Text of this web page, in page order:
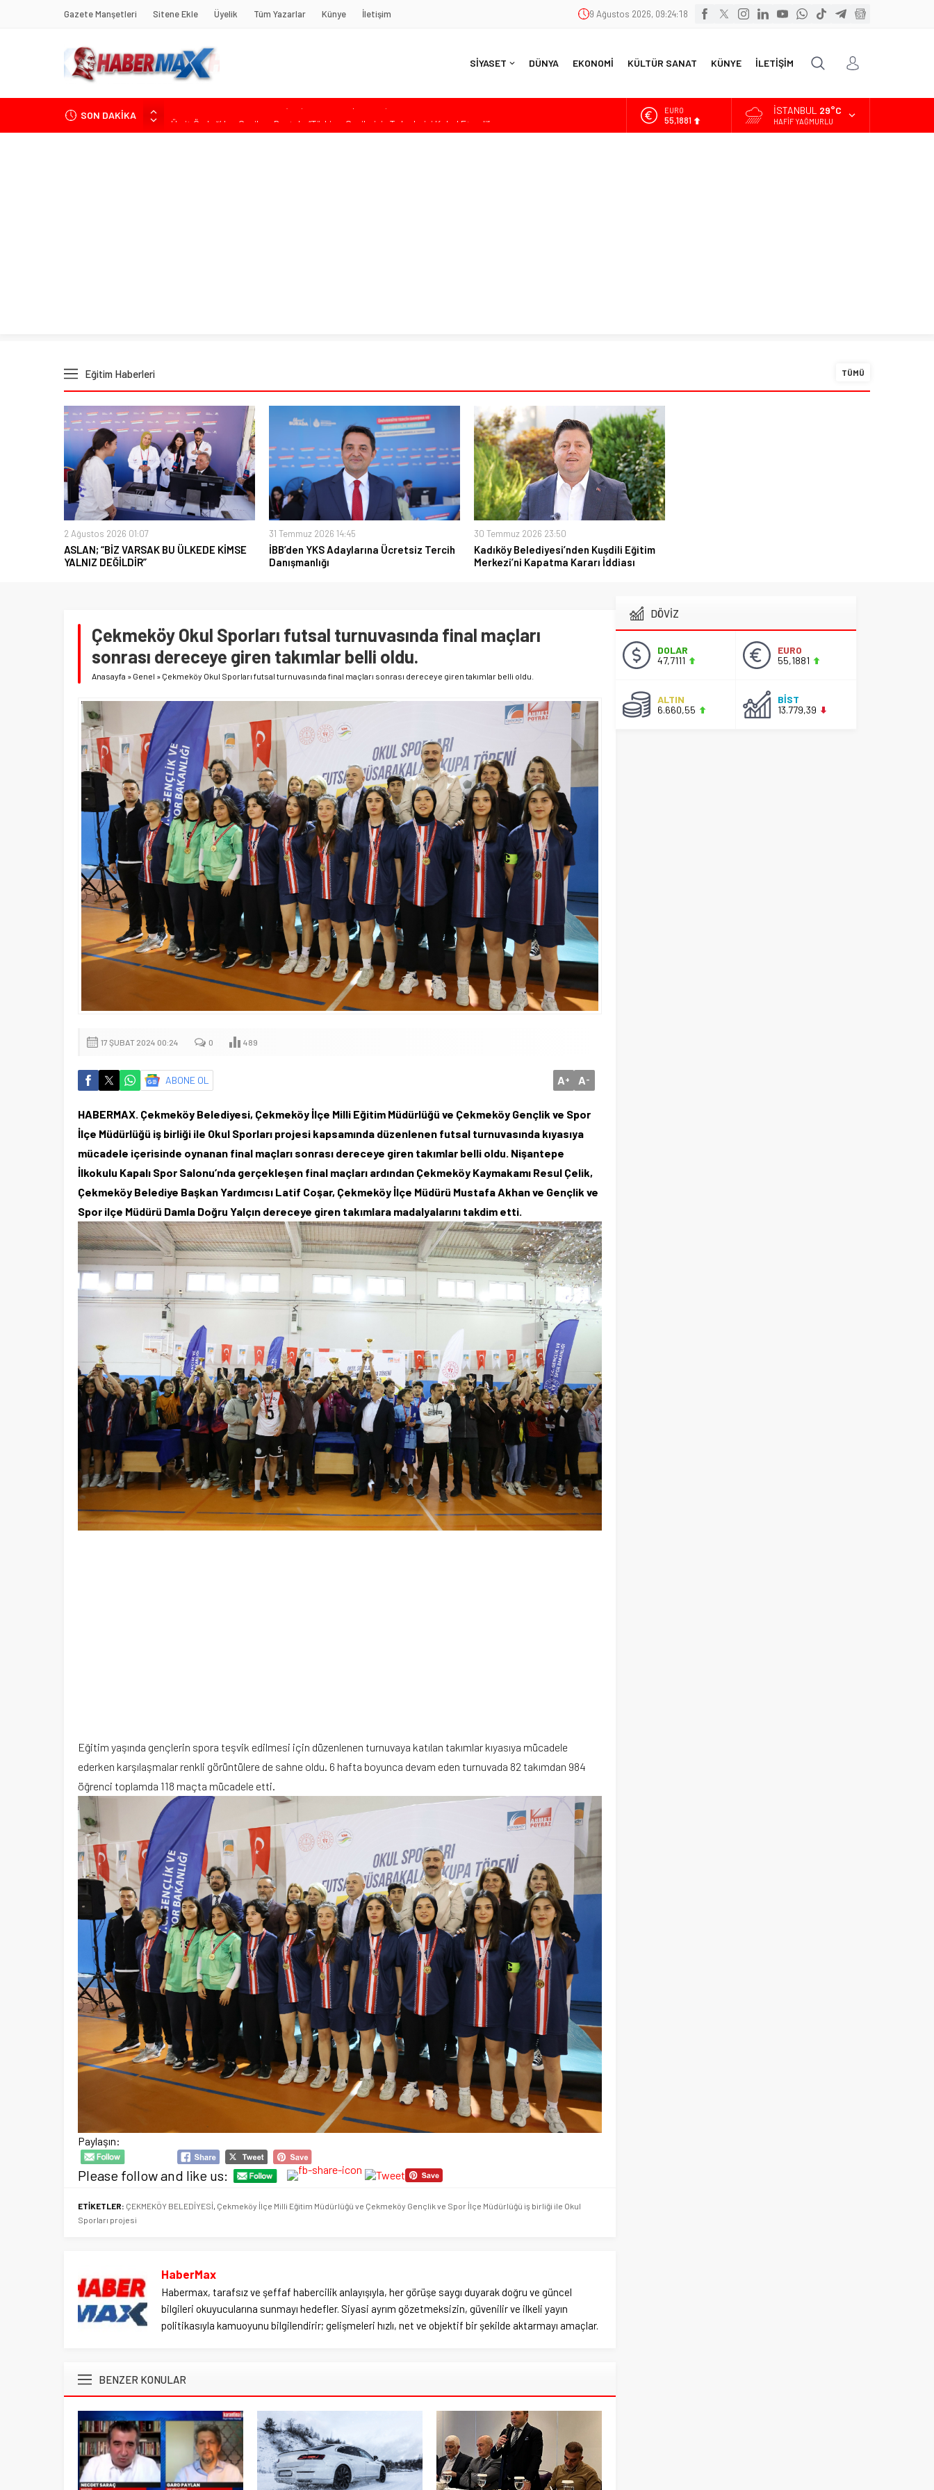
Gazete Manşetleri Sitene Ekle Üyelik Tüm Yazarlar Künye İletişim 9 Ağustos 2026, 09:24:20
SİYASET DÜNYA EKONOMİ KÜLTÜR SANAT KÜNYE İLETİŞİM
SON DAKİKA
TOKDEF Başkanı Fevzi Can Büşürüm’de Sert Konuştu: “Bu Toprakları Teslim Etmeyeceğiz”
ALTIN
6.660,55
İSTANBUL 29°C
HAFIF YAĞMURLU
Eğitim Haberleri TÜMÜ
2 Ağustos 2026 01:07
ASLAN; “BİZ VARSAK BU ÜLKEDE KİMSE
YALNIZ DEĞİLDİR”
31 Temmuz 2026 14:45
İBB’den YKS Adaylarına Ücretsiz Tercih
Danışmanlığı
30 Temmuz 2026 23:50
Kadıköy Belediyesi’nden Kuşdili Eğitim
Merkezi’ni Kapatma Kararı İddiası
Çekmeköy Okul Sporları futsal turnuvasında final maçları
sonrası dereceye giren takımlar belli oldu.
Anasayfa » Genel » Çekmeköy Okul Sporları futsal turnuvasında final maçları sonrası dereceye giren takımlar belli oldu.
17 ŞUBAT 2024 00:24 0 489
ABONE OL A+ A-
HABERMAX. Çekmeköy Belediyesi, Çekmeköy İlçe Milli Eğitim Müdürlüğü ve Çekmeköy Gençlik ve Spor
İlçe Müdürlüğü iş birliği ile Okul Sporları projesi kapsamında düzenlenen futsal turnuvasında kıyasıya
mücadele içerisinde oynanan final maçları sonrası dereceye giren takımlar belli oldu. Nişantepe
İlkokulu Kapalı Spor Salonu’nda gerçekleşen final maçları ardından Çekmeköy Kaymakamı Resul Çelik,
Çekmeköy Belediye Başkan Yardımcısı Latif Coşar, Çekmeköy İlçe Müdürü Mustafa Akhan ve Gençlik ve
Spor ilçe Müdürü Damla Doğru Yalçın dereceye giren takımlara madalyalarını takdim etti.
Eğitim yaşında gençlerin spora teşvik edilmesi için düzenlenen turnuvaya katılan takımlar kıyasıya mücadele
ederken karşılaşmalar renkli görüntülere de sahne oldu. 6 hafta boyunca devam eden turnuvada 82 takımdan 984
öğrenci toplamda 118 maçta mücadele etti.
Paylaşın:
Please follow and like us:
ETİKETLER: ÇEKMEKÖY BELEDİYESİ, Çekmeköy İlçe Milli Eğitim Müdürlüğü ve Çekmeköy Gençlik ve Spor İlçe Müdürlüğü iş birliği ile Okul
Sporları projesi
HaberMax
Habermax, tarafsız ve şeffaf habercilik anlayışıyla, her görüşe saygı duyarak doğru ve güncel
bilgileri okuyucularına sunmayı hedefler. Siyasi ayrım gözetmeksizin, güvenilir ve ilkeli yayın
politikasıyla kamuoyunu bilgilendirir; gelişmeleri hızlı, net ve objektif bir şekilde aktarmayı amaçlar.
BENZER KONULAR
DÖVİZ
DOLAR
47,7111
EURO
55,1881
ALTIN
6.660,55
BİST
13.779,39